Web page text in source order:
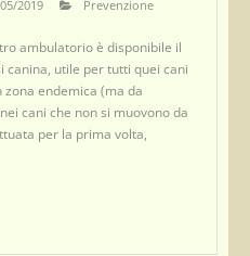
2019 Prevenzione
ambulatorio è disponibile il
canina, utile per tutti quei cani
endemica (ma da
cani che non si muovono da
per la prima volta,